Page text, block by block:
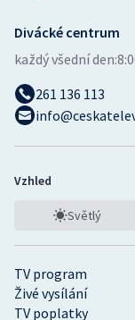
TV program
Živé vysílání
TV poplatky
Divácké centrum
každý všední den:
261 136 113
Vzhled
Světlý